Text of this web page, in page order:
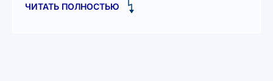
ЧИТАТЬ ПОЛНОСТЬЮ